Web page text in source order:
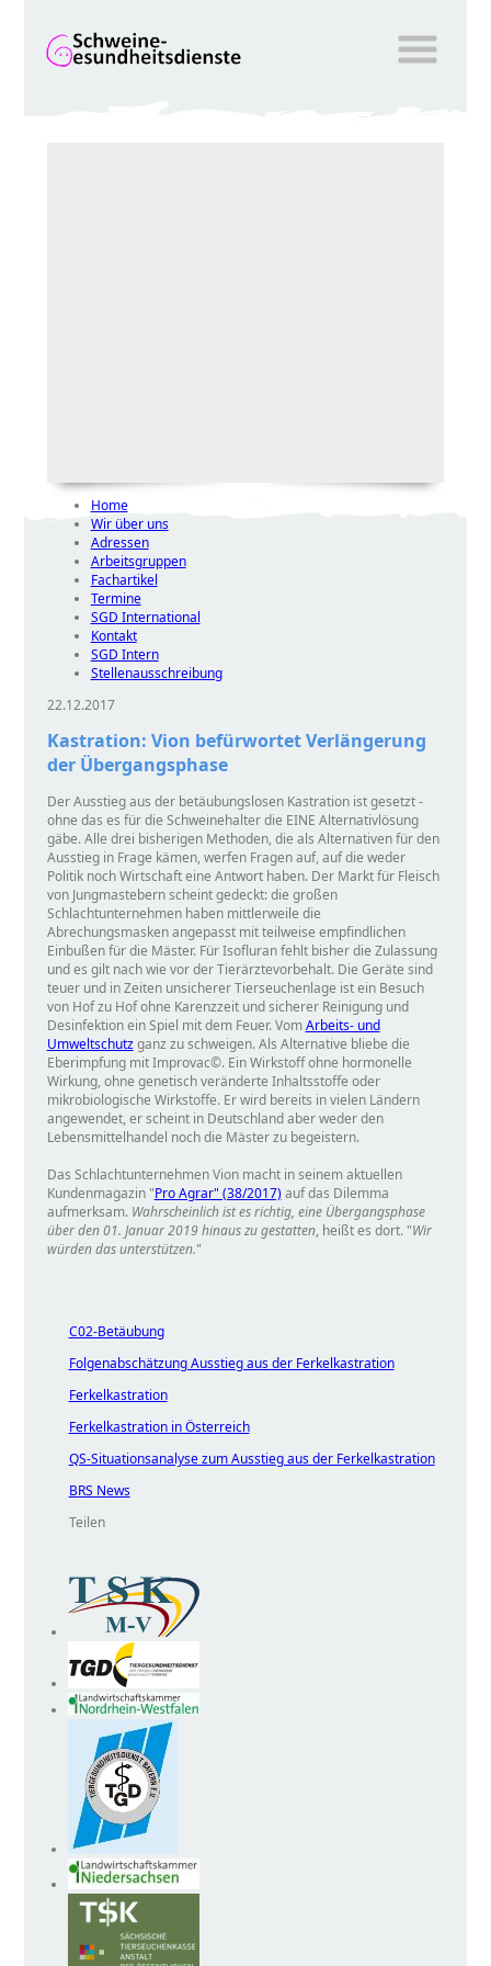
Home
Wir über uns
Adressen
Arbeitsgruppen
Fachartikel
Termine
SGD International
Kontakt
SGD Intern
Stellenausschreibung
22.12.2017
Kastration: Vion befürwortet Verlängerung
der Übergangsphase
Der Ausstieg aus der betäubungslosen Kastration ist gesetzt -
ohne das es für die Schweinehalter die EINE Alternativlösung
gäbe. Alle drei bisherigen Methoden, die als Alternativen für den
Ausstieg in Frage kämen, werfen Fragen auf, auf die weder
Politik noch Wirtschaft eine Antwort haben. Der Markt für Fleisch
von Jungmastebern scheint gedeckt: die großen
Schlachtunternehmen haben mittlerweile die
Abrechungsmasken angepasst mit teilweise empfindlichen
Einbußen für die Mäster. Für Isofluran fehlt bisher die Zulassung
und es gilt nach wie vor der Tierärztevorbehalt. Die Geräte sind
teuer und in Zeiten unsicherer Tierseuchenlage ist ein Besuch
von Hof zu Hof ohne Karenzzeit und sicherer Reinigung und
Desinfektion ein Spiel mit dem Feuer. VomArbeits- und
Umweltschutzganz zu schweigen. Als Alternative bliebe die
Eberimpfung mit Improvac©. Ein Wirkstoff ohne hormonelle
Wirkung, ohne genetisch veränderte Inhaltsstoffe oder
mikrobiologische Wirkstoffe. Er wird bereits in vielen Ländern
angewendet, er scheint in Deutschland aber weder den
Lebensmittelhandel noch die Mäster zu begeistern.
Das Schlachtunternehmen Vion macht in seinem aktuellen
Kundenmagazin Pro Agrar" (38/2017)auf das Dilemma
aufmerksam. Wahrscheinlich ist es richtig, eine Übergangsphase
über den 01. Januar 2019 hinaus zu gestatten, heißt es dort. Wir
würden das unterstützen."
C02-Betäubung
Folgenabschätzung Ausstieg aus der Ferkelkastration
Ferkelkastration
Ferkelkastration in Österreich
QS-Situationsanalyse zum Ausstieg aus der Ferkelkastration
BRS News
Teilen